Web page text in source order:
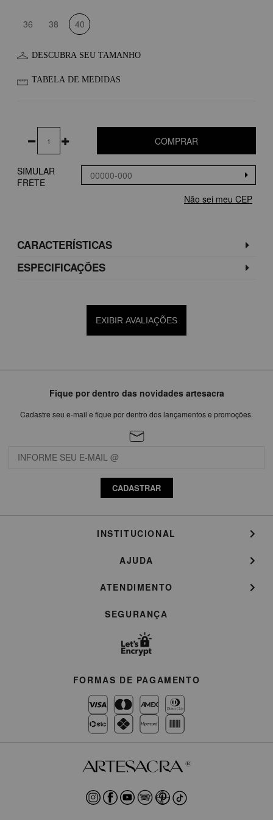
36 38 40
DESCUBRA SEU TAMANHO
TABELA DE MEDIDAS
COMPRAR
SIMULAR
FRETE
Não sei meu CEP
CARACTERÍSTICAS
ESPECIFICAÇÕES
EXIBIR AVALIAÇÕES
Fique por dentro das novidades artesacra
Cadastre seu e-mail e fique por dentro dos lançamentos e promoções.
CADASTRAR
INSTITUCIONAL
AJUDA
ATENDIMENTO
SEGURANÇA
FORMAS DE PAGAMENTO